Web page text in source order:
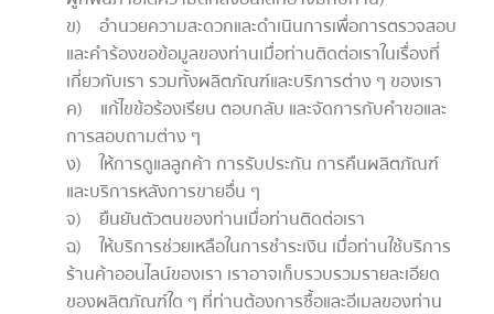
ข) อำนวยความสะดวกและดำเนินการเพื่อการตรวจสอบ
และคำร้องขอข้อมูลของท่านเมื่อท่านติดต่อเราในเรื่องที่
เกี่ยวกับเรา รวมทั้งผลิตภัณฑ์และบริการต่าง ๆ ของเรา
ค) แก้ไขข้อร้องเรียน ตอบกลับ และจัดการกับคำขอและ
การสอบถามต่าง ๆ
ง) ให้การดูแลลูกค้า การรับประกัน การคืนผลิตภัณฑ์
และบริการหลังการขายอื่น ๆ
จ) ยืนยันตัวตนของท่านเมื่อท่านติดต่อเรา
ฉ) ให้บริการช่วยเหลือในการชำระเงิน เมื่อท่านใช้บริการ
ร้านค้าออนไลน์ของเรา เราอาจเก็บรวบรวมรายละเอียด
ของผลิตภัณฑ์ใด ๆ ที่ท่านต้องการซื้อและอีเมลของท่าน